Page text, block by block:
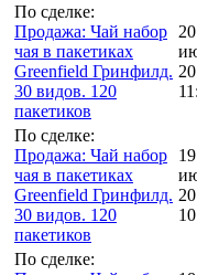
По сделке:
Продажа: Чай набор
чая в пакетиках
Greenfield Гринфилд.
30 видов. 120
пакетиков
20
По сделке:
Продажа: Чай набор
чая в пакетиках
Greenfield Гринфилд.
30 видов. 120
пакетиков
19
По сделке: